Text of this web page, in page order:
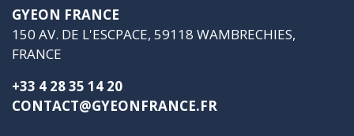
GYEON FRANCE
150 AV. DE L'ESCPACE, 59118 WAMBRECHIES,
FRANCE
+33 4 28 35 14 20
CONTACT@GYEONFRANCE.FR